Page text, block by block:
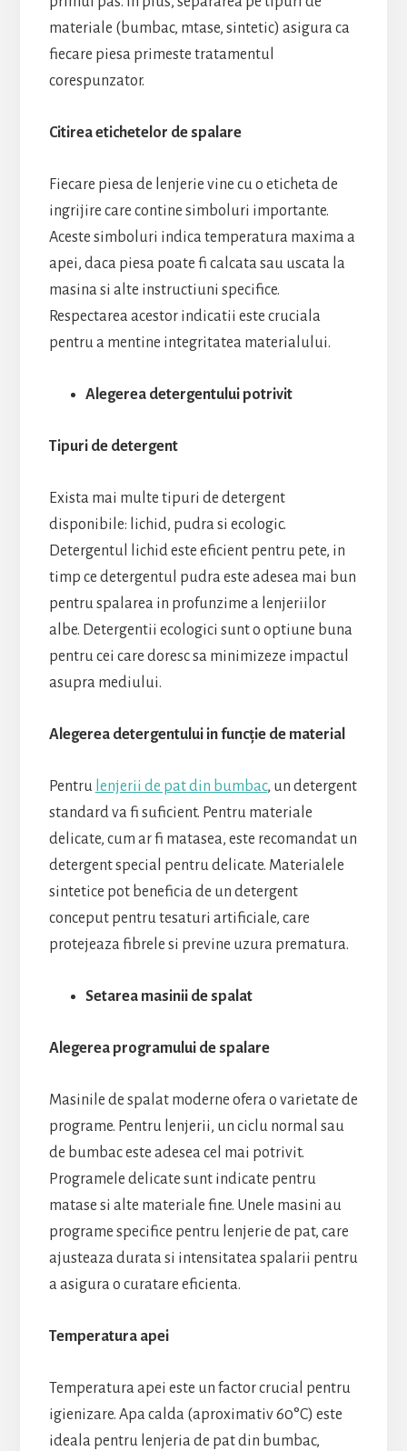
materiale (bumbac, mtase, sintetic) asigura ca
fiecare piesa primeste tratamentul
corespunzator.
Citirea etichetelor de spalare
Fiecare piesa de lenjerie vine cu o eticheta de
ingrijire care contine simboluri importante.
Aceste simboluri indica temperatura maxima a
apei, daca piesa poate fi calcata sau uscata la
masina si alte instructiuni specifice.
Respectarea acestor indicatii este cruciala
pentru a mentine integritatea materialului.
Alegerea detergentului potrivit
Tipuri de detergent
Exista mai multe tipuri de detergent
disponibile: lichid, pudra si ecologic.
Detergentul lichid este eficient pentru pete, in
timp ce detergentul pudra este adesea mai bun
pentru spalarea in profunzime a lenjeriilor
albe. Detergentii ecologici sunt o optiune buna
pentru cei care doresc sa minimizeze impactul
asupra mediului.
Alegerea detergentului in funcție de material
Pentru lenjerii de pat din bumbac, un detergent
standard va fi suficient. Pentru materiale
delicate, cum ar fi matasea, este recomandat un
detergent special pentru delicate. Materialele
sintetice pot beneficia de un detergent
conceput pentru tesaturi artificiale, care
protejeaza fibrele si previne uzura prematura.
Setarea masinii de spalat
Alegerea programului de spalare
Masinile de spalat moderne ofera o varietate de
programe. Pentru lenjerii, un ciclu normal sau
de bumbac este adesea cel mai potrivit.
Programele delicate sunt indicate pentru
matase si alte materiale fine. Unele masini au
programe specifice pentru lenjerie de pat, care
ajusteaza durata si intensitatea spalarii pentru
a asigura o curatare eficienta.
Temperatura apei
Temperatura apei este un factor crucial pentru
igienizare. Apa calda (aproximativ 60°C) este
ideala pentru lenjeria de pat din bumbac,